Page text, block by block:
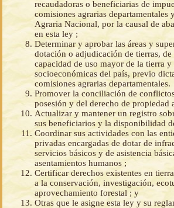
recaudadoras o beneficiarias de
comisiones agrarias departamentales
Agraria Nacional, por la causal de
en esta ley ;
Determinar y aprobar las áreas y
dotación o adjudicación de tierras, de
capacidad de uso mayor de la tierra y
socioeconómicas del país, previo
comisiones agrarias departamentales.
Promover la conciliación de
posesión y del derecho de propiedad
Actualizar y mantener un registro
sus beneficiarios y la disponibilidad
Coordinar sus actividades con las
privadas encargadas de dotar de
servicios básicos y de asistencia
asentamientos humanos ;
Certificar derechos existentes en
a la conservación, investigación,
aprovechamiento forestal ; y
Otras que le asigne esta ley y su